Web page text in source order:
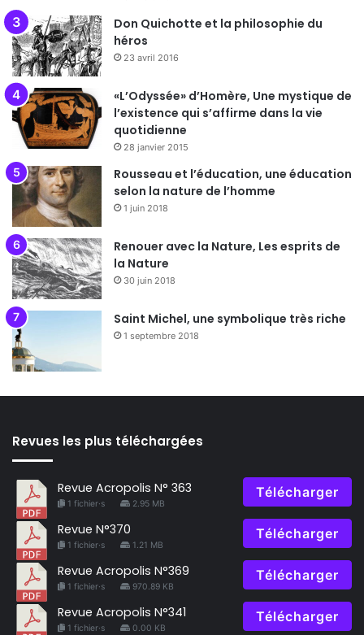
Don Quichotte et la philosophie du
héros
23 avril 2016
«L’Odyssée» d’Homère, Une mystique de
l’existence qui s’affirme dans la vie
quotidienne
28 janvier 2015
Rousseau et l’éducation, une éducation
selon la nature de l’homme
1 juin 2018
Renouer avec la Nature, Les esprits de
la Nature
30 juin 2018
Saint Michel, une symbolique très riche
1 septembre 2018
Revues les plus téléchargées
Revue Acropolis N° 363
1 fichier·s 2.95 MB
Télécharger
Revue N°370
1 fichier·s 1.21 MB
Télécharger
Revue Acropolis N°369
1 fichier·s 970.89 KB
Télécharger
Revue Acropolis N°341
1 fichier·s 0.00 KB
Télécharger